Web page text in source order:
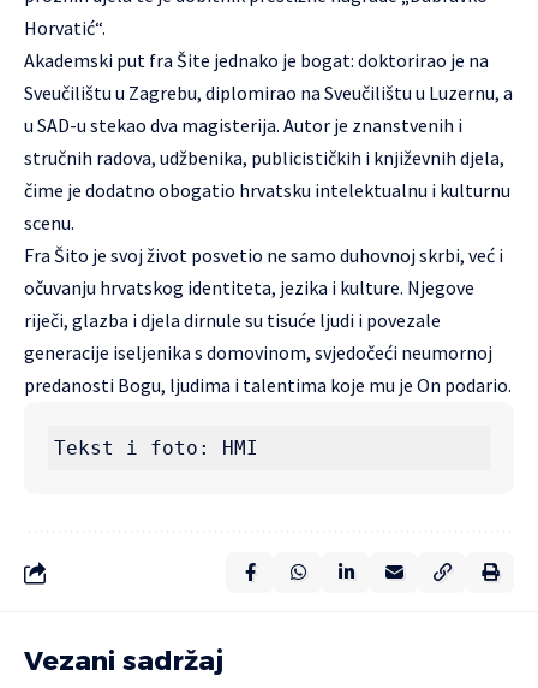
Horvatić“.
Akademski put fra Šite jednako je bogat: doktorirao je na
Sveučilištu u Zagrebu, diplomirao na Sveučilištu u Luzernu, a
u SAD-u stekao dva magisterija. Autor je znanstvenih i
stručnih radova, udžbenika, publicističkih i književnih djela,
čime je dodatno obogatio hrvatsku intelektualnu i kulturnu
scenu.
Fra Šito je svoj život posvetio ne samo duhovnoj skrbi, već i
očuvanju hrvatskog identiteta, jezika i kulture. Njegove
riječi, glazba i djela dirnule su tisuće ljudi i povezale
generacije iseljenika s domovinom, svjedočeći neumornoj
predanosti Bogu, ljudima i talentima koje mu je On podario.
Tekst i foto: HMI
Vezani sadržaj